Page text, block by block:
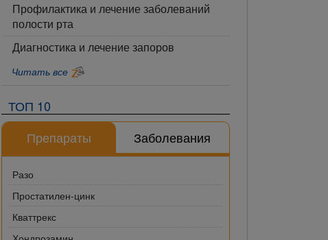
Профилактика и лечение заболеваний
полости рта
Диагностика и лечение запоров
Читать все
ТОП 10
Препараты
Заболевания
Разо
Простатилен-цинк
Кваттрекс